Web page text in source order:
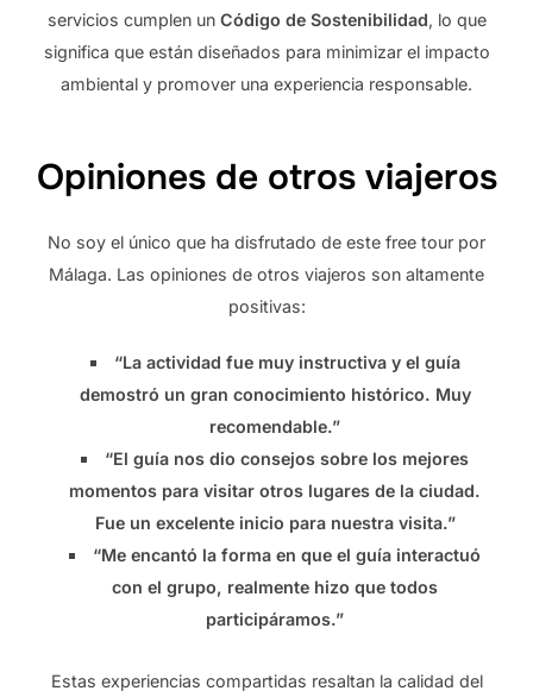
servicios cumplen un Código de Sostenibilidad, lo que
significa que están diseñados para minimizar el impacto
ambiental y promover una experiencia responsable.
Opiniones de otros viajeros
No soy el único que ha disfrutado de este free tour por
Málaga. Las opiniones de otros viajeros son altamente
positivas:
“La actividad fue muy instructiva y el guía
demostró un gran conocimiento histórico. Muy
recomendable.”
“El guía nos dio consejos sobre los mejores
momentos para visitar otros lugares de la ciudad.
Fue un excelente inicio para nuestra visita.”
“Me encantó la forma en que el guía interactuó
con el grupo, realmente hizo que todos
participáramos.”
Estas experiencias compartidas resaltan la calidad del